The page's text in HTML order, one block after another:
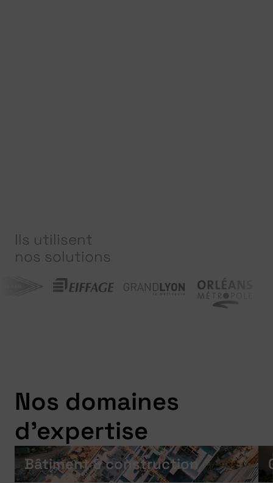
Ils utilisent
nos solutions
Nos domaines
d'expertise
Bâtiment & construction